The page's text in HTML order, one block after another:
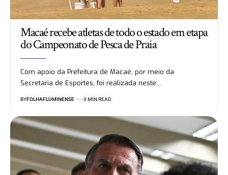
Macaé recebe atletas de todo o estado em etapa
do Campeonato de Pesca de Praia
Com apoio da Prefeitura de Macaé, por meio da
Secretaria de Esportes, foi realizada neste…
BYFOLHAFLUMINENSE 3 MIN READ